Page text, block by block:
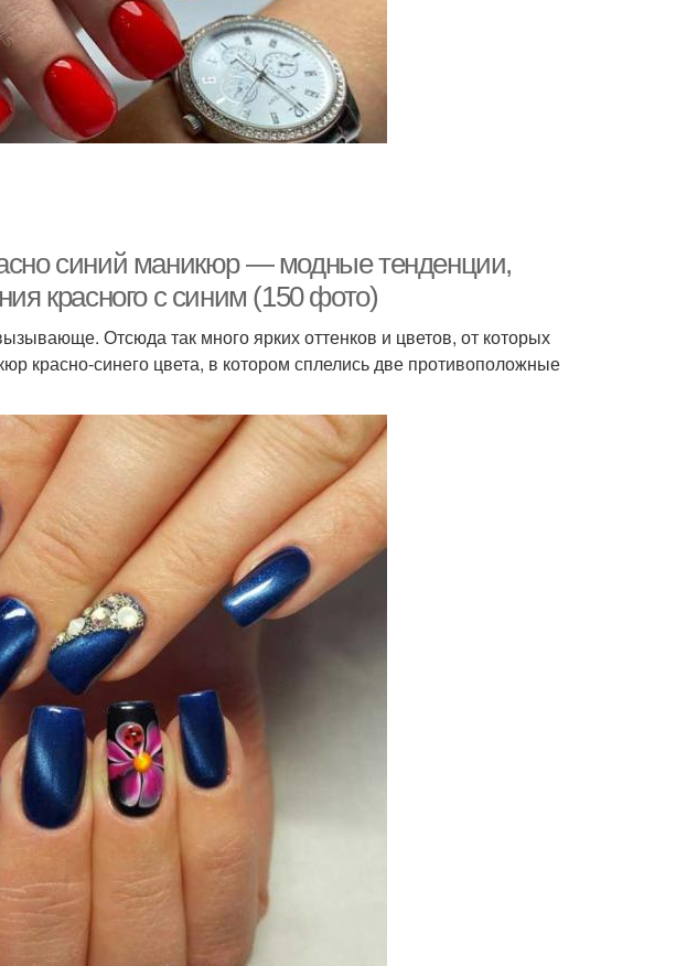
синий маникюр — модные тенденции,
красного с синим (150 фото)
Отсюда так много ярких оттенков и цветов, от которых
красно-синего цвета, в котором сплелись две противоположные